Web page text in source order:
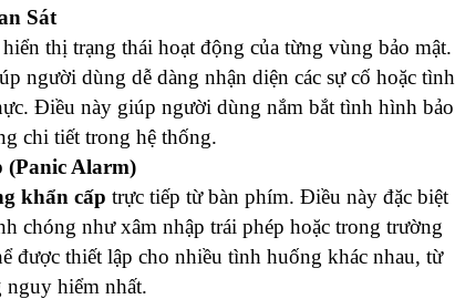
Sát
hiển thị trạng thái hoạt động của từng vùng bảo mật.
người dùng dễ dàng nhận diện các sự cố hoặc tình
Điều này giúp người dùng nắm bắt tình hình bảo
chi tiết trong hệ thống.
(Panic Alarm)
khẩn cấp trực tiếp từ bàn phím. Điều này đặc biệt
chóng như xâm nhập trái phép hoặc trong trường
được thiết lập cho nhiều tình huống khác nhau, từ
nguy hiểm nhất.